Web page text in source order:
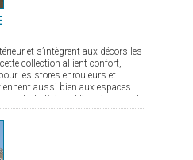
et s’intègrent aux décors les
collection allient confort,
les stores enrouleurs et
aussi bien aux espaces
tertiaires. Historiquement
offrant contrôle
et intimité, Mermet enrichit
qui associe esthétique
Deco, Impressions, Abu